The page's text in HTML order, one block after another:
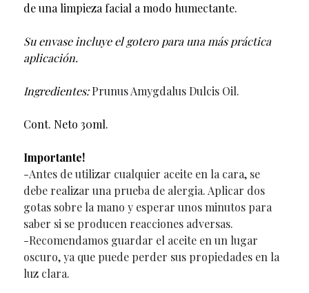
de una limpieza facial a modo humectante.
Su envase incluye el gotero para una más práctica
aplicación.
Ingredientes:Prunus Amygdalus Dulcis Oil.
Cont. Neto 30ml.
Importante!
-Antes de utilizar cualquier aceite en la cara, se
debe realizar una prueba de alergia. Aplicar dos
gotas sobre la mano y esperar unos minutos para
saber si se producen reacciones adversas.
-Recomendamos guardar el aceite en un lugar
oscuro, ya que puede perder sus propiedades en la
luz clara.